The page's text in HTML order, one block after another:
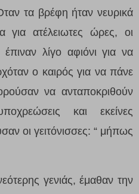
τα βρέφη ήταν νευρικά
για ατέλειωτες ώρες, οι
λίγο αφιόνι για να
ο καιρός για να πάνε
να ανταποκριθούν
και εκείνες
οι γειτόνισσες: “ μήπως
γενιάς, έμαθαν την